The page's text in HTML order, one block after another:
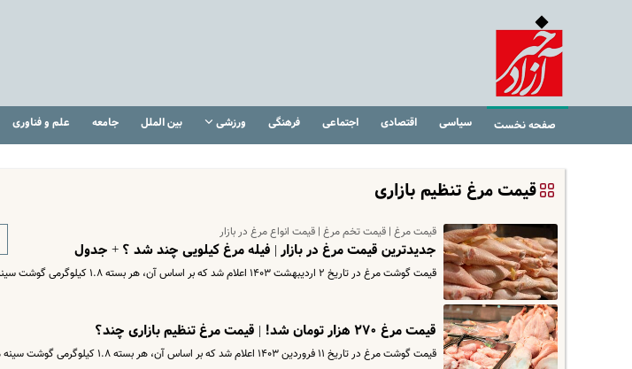
صفحه نخست سیاسی اقتصادی اجتماعی فرهنگی ورزشی بین الملل جامعه علم و فناوری
قیمت مرغ تنظیم بازاری
قیمت مرغ | قیمت تخم مرغ | قیمت انواع مرغ در بازار
جدیدترین قیمت مرغ در بازار |‌ فیله مرغ کیلویی چند شد ؟ + جدول
قیمت گوشت مرغ در تاریخ ۲ اردیبهشت ۱۴۰۳ اعلام شد که بر اساس آن، هر بسته ۱.۸ کیلوگرمی گوشت سینه مرغ ۲۶۱ هزار تومان است.
قیمت مرغ ۲۷۰ هزار تومان شد! | قیمت مرغ تنظیم بازاری چند؟
قیمت گوشت مرغ در تاریخ ۱۱ فروردین ۱۴۰۳ اعلام شد که بر اساس آن، هر بسته ۱.۸ کیلوگرمی گوشت سینه مرغ ۲۶۱ هزار تومان است.